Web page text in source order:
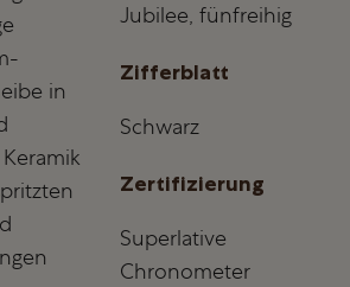
in
Jubilee, fünfreihig
Zifferblatt
Schwarz
Zertifizierung
Superlative
Chronometer